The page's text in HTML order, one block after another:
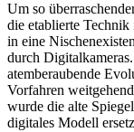
Um so
die etablierte Technik
in eine
durch
atemberaubende
Vorfahren
wurde die alte
digitales Modell